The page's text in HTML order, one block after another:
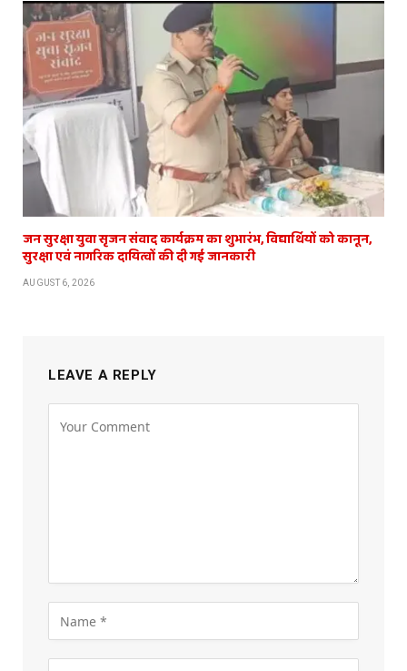
जन सुरक्षा युवा सृजन संवाद कार्यक्रम का शुभारंभ, विद्यार्थियों को कानून,
सुरक्षा एवं नागरिक दायित्वों की दी गई जानकारी
AUGUST 6, 2026
LEAVE A REPLY